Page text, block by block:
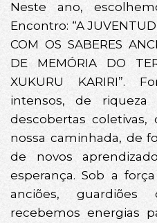
Neste ano,
Encontro: “A
COM OS SABERES
DE MEMÓRIA DO
XUKURU KARIRI”.
intensos, de riqueza
descobertas coletivas,
nossa caminhada, de
de novos
esperança. Sob a
anciões,
recebemos energias